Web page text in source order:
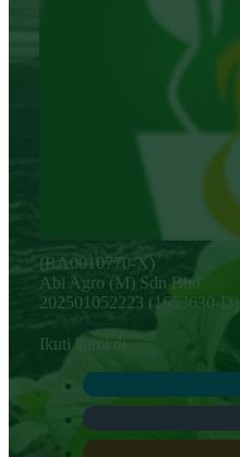
(RA0010770-X)
Abi Agro (M) Sdn Bhd
202501052223 (1653630-D)
Ikuti kami di